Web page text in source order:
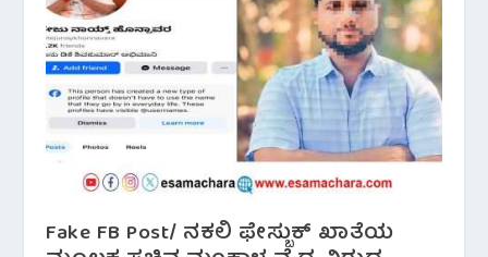
Fake FB Post/ ನಕಲಿ ಫೇಸ್ಬುಕ್ ಖಾತೆಯ